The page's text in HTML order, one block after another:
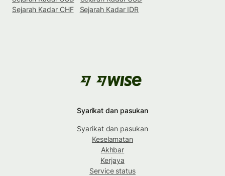
Sejarah Kadar CHF
Sejarah Kadar IDR
Syarikat dan pasukan
Syarikat dan pasukan
Keselamatan
Akhbar
Kerjaya
Service status